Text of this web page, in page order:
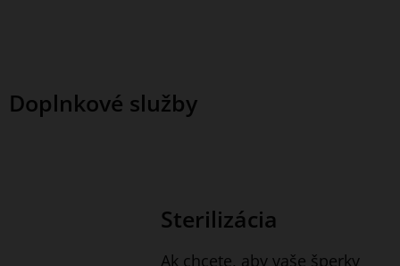
Doplnkové služby
Sterilizácia
Ak chcete, aby vaše šperky